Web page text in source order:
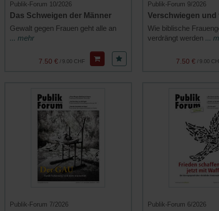
Publik-Forum 10/2026
Das Schweigen der Männer
Gewalt gegen Frauen geht alle an
... mehr
9.00 CHF
/
7.50 €
Publik-Forum 9/2026
Verschwiegen und
Wie biblische
verdrängt werden ...
9.00
/
7.50 €
Publik-Forum 7/2026 Publik-Forum 6/2026